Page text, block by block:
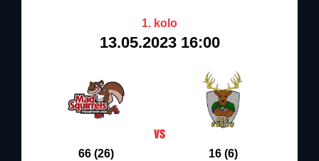
1. kolo
13.05.2023 16:00
66 (26) 16 (6)